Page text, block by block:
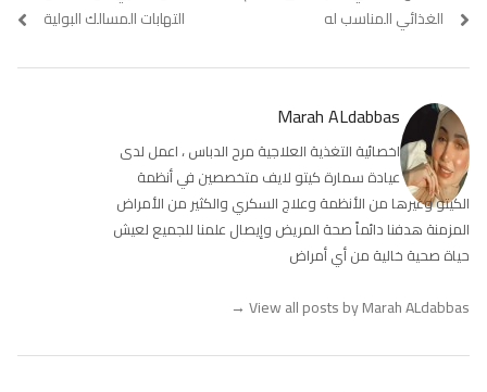
post:
الغذائي المناسب له
التهابات المسالك البولية
Marah ALdabbas
اخصائية التغذية العلاجية مرح الدباس ، اعمل لدى
عيادة سمارة كيتو لايف متخصصين في أنظمة
الكيتو وغيرها من الأنظمة وعلاج السكري والكثير من الأمراض
المزمنة هدفنا دائماً صحة المريض وإيصال علمنا للجميع لعيش
حياة صحية خالية من أي أمراض
View all posts by Marah ALdabbas
→